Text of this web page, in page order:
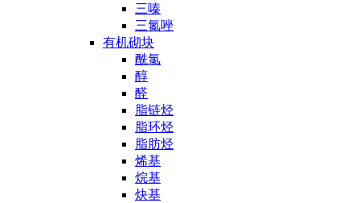
三嗪
三氮唑
有机砌块
酰氯
醇
醛
脂链烃
脂环烃
脂肪烃
烯基
烷基
炔基